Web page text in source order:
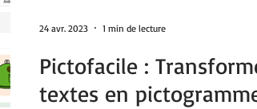
Pictofacile :
textes en
24 avr. 2023 1 min de lecture